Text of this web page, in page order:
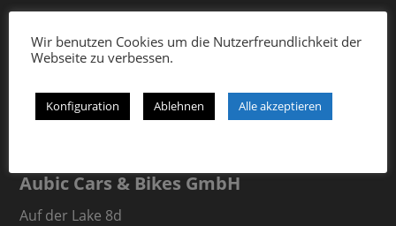
09.00 – 13.00 Uhr
Aubic Cars & Bikes GmbH
Auf der Lake 8d
Wir benutzen Cookies um die Nutzerfreundlichkeit der
Webseite zu verbessen.
Konfiguration Ablehnen Alle akzeptieren